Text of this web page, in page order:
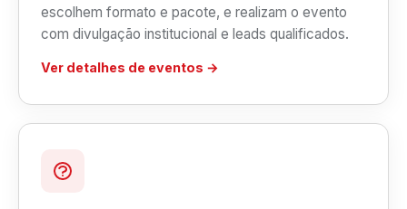
escolhem formato e pacote, e realizam o evento
com divulgação institucional e leads qualificados.
Ver detalhes de eventos →